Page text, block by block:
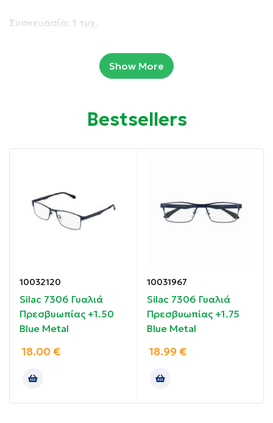
Συσκευασία: 1 τμχ.
Φακοί άριστης ποιότητας με ειδική επίστρωση για
Οδηγίες χρήσης:
Τοποθετήστε τα γυαλιά στα μάτια σας.
Σκελετός από πολυανθρακικό.
Show More
Bestsellers
10032120
Silac 7306 Γυαλιά
Πρεσβυωπίας +1.50
Blue Metal
18.00 €
10031967
Silac 7306 Γυαλιά
Πρεσβυωπίας +1.75
Blue Metal
18.99 €